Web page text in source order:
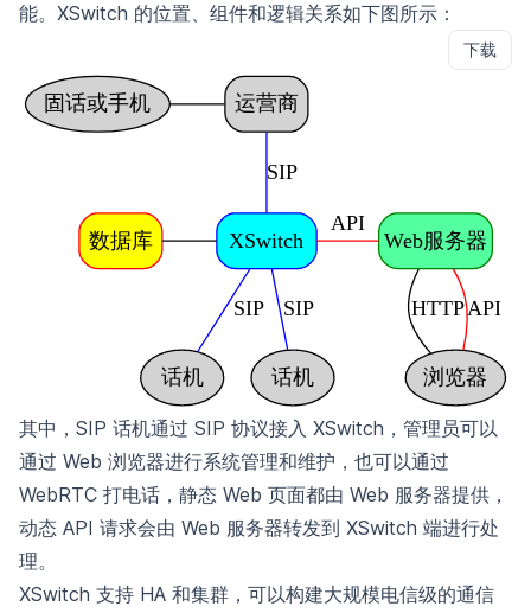
能。XSwitch 的位置、组件和逻辑关系如下图所示：
下载
其中，SIP 话机通过 SIP 协议接入 XSwitch，管理员可以
通过 Web 浏览器进行系统管理和维护，也可以通过
WebRTC 打电话，静态 Web 页面都由 Web 服务器提供，
动态 API 请求会由 Web 服务器转发到 XSwitch 端进行处
理。
XSwitch 支持 HA 和集群，可以构建大规模电信级的通信